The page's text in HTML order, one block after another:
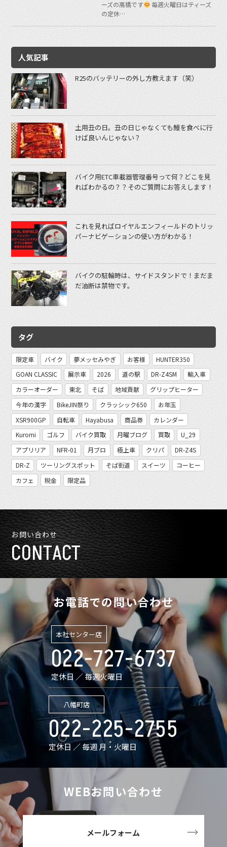
ーズの髙橋です
毎週火曜日はティーズ
の定休…
人気記事
R25のバッテリーの外し方教えます（笑）
土用丑の日。丑の日じゃなくても鰻を食べに行
けば良いんじゃない？
バイク用ETC車載器管理番号って何？どこを見
ればわかるの？？そのご質問にお答えします！
これを見ればロイヤルエンフィールドのトリッ
パーナビゲーションの使い方がわかる！
バイクの駐輪時は、サイドスタンドで！まだま
だ油断は禁物です。
タグ
限定車 バイク 夢メッセみやぎ お客様
HUNTER350
GOAN CLASSIC
展示車 2026 道の駅 DR-Z4SM
輸入車
カラーオーダー
東北 そば 地域貢献
グリップヒーター
今年の漢字
BikeJIN祭り クラッシック650
お年玉
XSR900GP
自転車 Hayabusa 商品券
カレンダー
Kuromi
ゴルフ バイク買取 月曜ブログ 買取
U_29
アプリリア
NFR-01 月ブロ 極上車 クリパ
DR-Z4S
DR-Z
ツーリングスポット そば街道 スイーツ
コーヒー
カフェ
税金 限定品
お問い合わせ
CONTACT
お電話での問い合わせ
本社センター店
022-727-6737
定休日 ／ 毎週火曜日
八幡町店
022-225-2755
定休日 ／ 毎週 月・火曜日
WEBお問い合わせ
メールフォーム